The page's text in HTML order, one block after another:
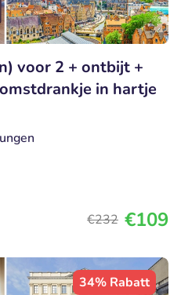
voor 2 + ontbijt +
in hartje
€232 €109
34% Rabatt